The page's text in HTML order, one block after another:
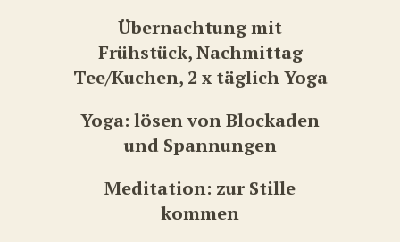
Übernachtung mit
Frühstück, Nachmittag
Tee/Kuchen, 2 x täglich Yoga
Yoga: lösen von Blockaden
und Spannungen
Meditation: zur Stille
kommen